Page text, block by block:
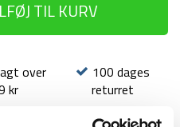
TIL KURV
over
kr
100 dages
returret